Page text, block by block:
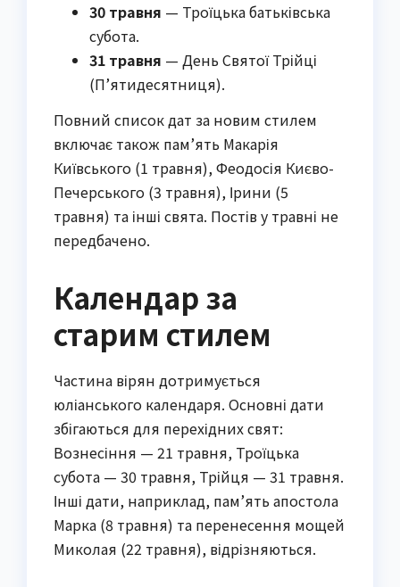
30 травня — Троїцька батьківська
субота.
31 травня — День Святої Трійці
(П’ятидесятниця).
Повний список дат за новим стилем
включає також пам’ять Макарія
Київського (1 травня), Феодосія Києво-
Печерського (3 травня), Ірини (5
травня) та інші свята. Постів у травні не
передбачено.
Календар за
старим стилем
Частина вірян дотримується
юліанського календаря. Основні дати
збігаються для перехідних свят:
Вознесіння — 21 травня, Троїцька
субота — 30 травня, Трійця — 31 травня.
Інші дати, наприклад, пам’ять апостола
Марка (8 травня) та перенесення мощей
Миколая (22 травня), відрізняються.